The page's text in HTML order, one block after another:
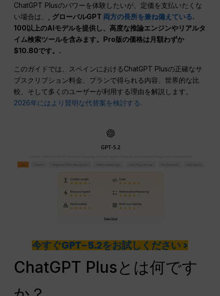
ChatGPT Plusのパワーを体験したいが、定価を支払いたくな
い場合は、, グローバルGPT 両方の長所を兼ね備えている.
100以上のAIモデルを提供し、高度な推論エンジンやリアルタ
イム検索ツールを含みます。Pro版の価格は月額わずか
$10.80です。.
このガイドでは、スペインにおけるChatGPT Plusの正確なサ
ブスクリプション料金、プランで得られる内容、世界的な比
較、そして多くのユーザーが利用する理由を解説します。
2026年にはより賢明な代替案を検討する.
今すぐGPT-5.2をお試しください >
ChatGPT Plusとは何です